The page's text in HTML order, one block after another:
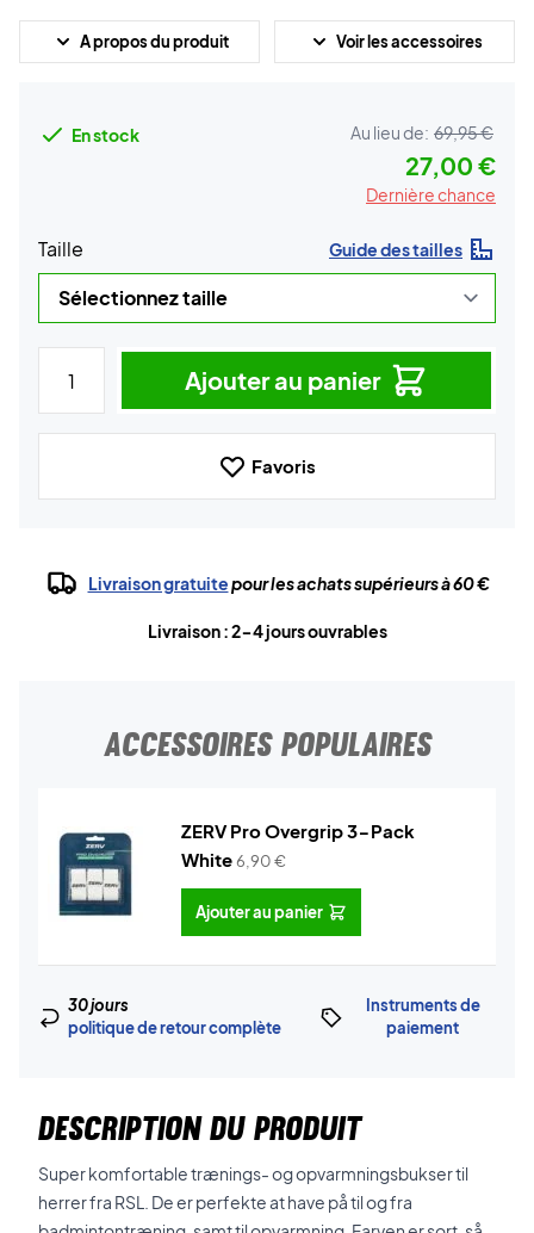
A propos du produit Voir les accessoires
En stock Au lieu de: 69,95 €
27,00 €
Dernière chance
Taille Guide des tailles
Ajouter au panier
Favoris
Livraison gratuitepour les achats supérieurs à 60 €
Livraison : 2-4 jours ouvrables
ACCESSOIRES POPULAIRES
ZERV Pro Overgrip 3-Pack
White6,90€
Ajouter au panier
30 jours
politique de retour complète
Instruments de
paiement
DESCRIPTION DU PRODUIT
Super komfortable trænings- og opvarmningsbukser til
herrer fra RSL. De er perfekte at have på til og fra